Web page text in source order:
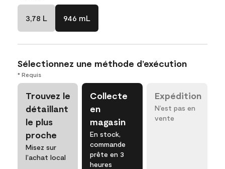
3,78 L 946 mL
Sélectionnez une méthode d’exécution
* Requis
Trouvez le
détaillant
le plus
proche
Misez sur
l’achat local
Collecte
en
magasin
En stock,
commande
prête en 3
heures
Expédition
N’est pas en
vente